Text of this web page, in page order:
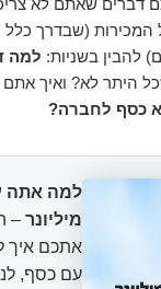
דברים שאתם לא
המכירות (שבדרך כלל
להבין בשניות: למה
היתר לא? ואיך
כסף לחברה?
למה אתה
מיליונר –
אתכם איך
עם כסף,